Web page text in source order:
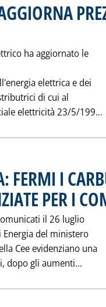
ha aggiornato le
elettrica e dei
di cui al
elettricità 23/5/199...
FERMI I
PER I
il 26 luglio
del ministero
Cee evidenziano una
dopo gli aumenti...